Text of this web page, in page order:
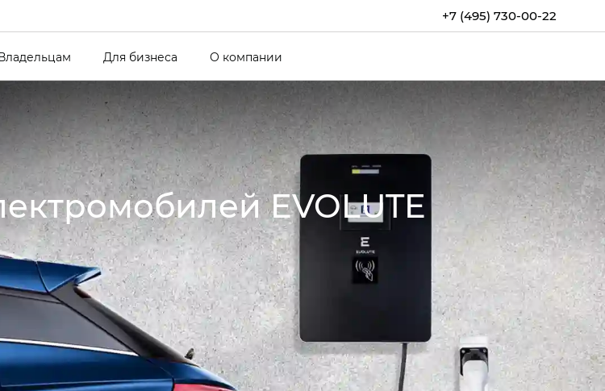
+7 (495) 730-00-22
Для бизнеса О компании
EVOLUTE